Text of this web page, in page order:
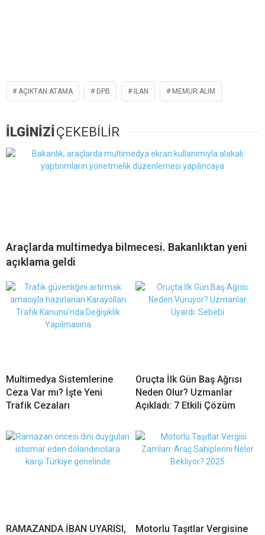
AÇIKTAN ATAMA DPB İLAN MEMUR ALIM
İLGİNİZİÇEKEBİLİR
Araçlarda multimedya bilmecesi. Bakanlıktan yeni
açıklama geldi
Multimedya Sistemlerine
Ceza Var mı? İşte Yeni
Trafik Cezaları
Oruçta İlk Gün Baş Ağrısı
Neden Olur? Uzmanlar
Açıkladı: 7 Etkili Çözüm
RAMAZANDA İBAN UYARISI,
Motorlu Taşıtlar Vergisine